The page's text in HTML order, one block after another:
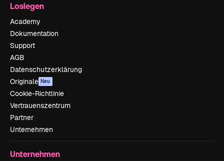
Loslegen
Academy
Dokumentation
Support
AGB
Datenschutzerklärung
Originale Neu
Cookie-Richtlinie
Vertrauenszentrum
Partner
Unternehmen
Unternehmen